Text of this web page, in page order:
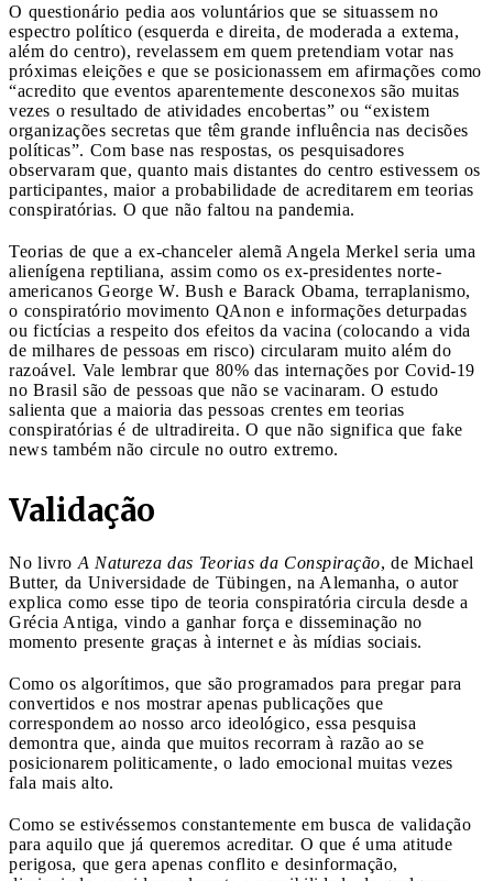
O questionário pedia aos voluntários que se situassem no
espectro político (esquerda e direita, de moderada a extema,
além do centro), revelassem em quem pretendiam votar nas
próximas eleições e que se posicionassem em afirmações como
“acredito que eventos aparentemente desconexos são muitas
vezes o resultado de atividades encobertas” ou “existem
organizações secretas que têm grande influência nas decisões
políticas”. Com base nas respostas, os pesquisadores
observaram que, quanto mais distantes do centro estivessem os
participantes, maior a probabilidade de acreditarem em teorias
conspiratórias. O que não faltou na pandemia.
Teorias de que a ex-chanceler alemã Angela Merkel seria uma
alienígena reptiliana, assim como os ex-presidentes norte-
americanos George W. Bush e Barack Obama, terraplanismo,
o conspiratório movimento QAnon e informações deturpadas
ou fictícias a respeito dos efeitos da vacina (colocando a vida
de milhares de pessoas em risco) circularam muito além do
razoável. Vale lembrar que 80% das internações por Covid-19
no Brasil são de pessoas que não se vacinaram. O estudo
salienta que a maioria das pessoas crentes em teorias
conspiratórias é de ultradireita. O que não significa que fake
news também não circule no outro extremo.
Validação
No livro A Natureza das Teorias da Conspiração, de Michael
Butter, da Universidade de Tübingen, na Alemanha, o autor
explica como esse tipo de teoria conspiratória circula desde a
Grécia Antiga, vindo a ganhar força e disseminação no
momento presente graças à internet e às mídias sociais.
Como os algorítimos, que são programados para pregar para
convertidos e nos mostrar apenas publicações que
correspondem ao nosso arco ideológico, essa pesquisa
demontra que, ainda que muitos recorram à razão ao se
posicionarem politicamente, o lado emocional muitas vezes
fala mais alto.
Como se estivéssemos constantemente em busca de validação
para aquilo que já queremos acreditar. O que é uma atitude
perigosa, que gera apenas conflito e desinformação,